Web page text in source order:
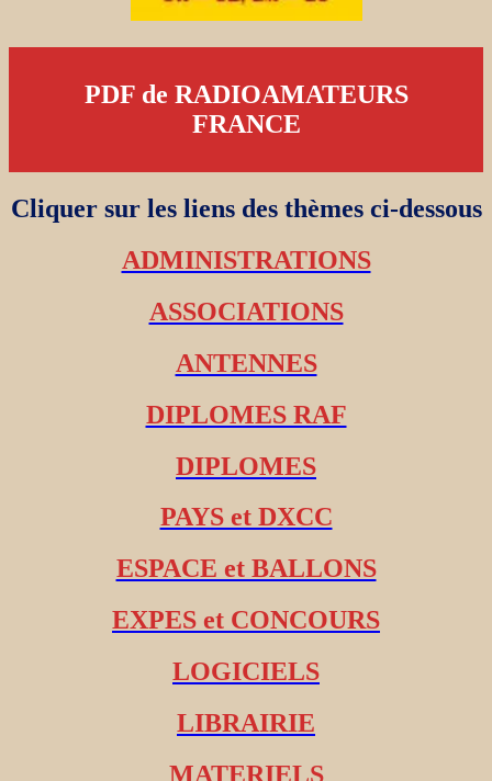
PDF de RADIOAMATEURS
FRANCE
Cliquer sur les liens des thèmes ci-dessous
ADMINISTRATIONS
ASSOCIATIONS
ANTENNES
DIPLOMES RAF
DIPLOMES
PAYS et DXCC
ESPACE et BALLONS
EXPES et CONCOURS
LOGICIELS
LIBRAIRIE
MATERIELS